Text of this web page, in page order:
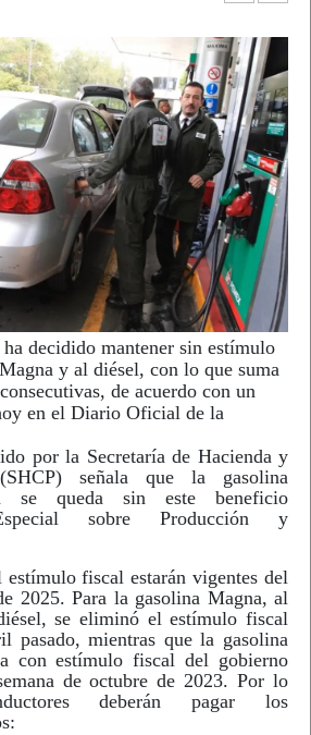
decidido mantener sin estímulo
y al diésel, con lo que suma
de acuerdo con un
en el Diario Oficial de la
por la Secretaría de Hacienda y
señala que la gasolina
se queda sin este beneficio
sobre Producción y
estímulo fiscal estarán vigentes del
2025. Para la gasolina Magna, al
se eliminó el estímulo fiscal
pasado, mientras que la gasolina
con estímulo fiscal del gobierno
de octubre de 2023. Por lo
deberán pagar los